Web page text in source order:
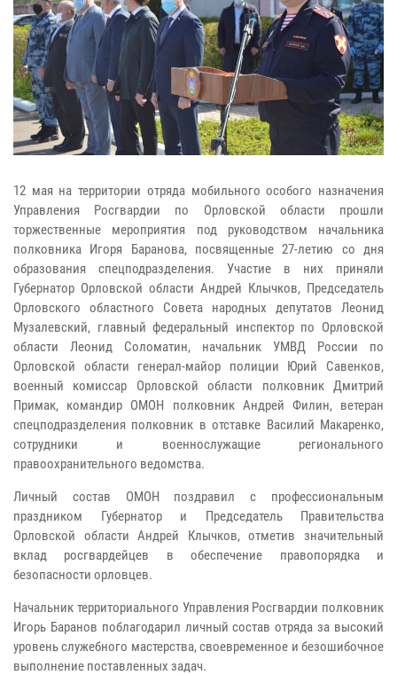
12 мая на территории отряда мобильного особого назначения
Управления Росгвардии по Орловской области прошли
торжественные мероприятия под руководством начальника
полковника Игоря Баранова, посвященные 27-летию со дня
образования спецподразделения. Участие в них приняли
Губернатор Орловской области Андрей Клычков, Председатель
Орловского областного Совета народных депутатов Леонид
Музалевский, главный федеральный инспектор по Орловской
области Леонид Соломатин, начальник УМВД России по
Орловской области генерал-майор полиции Юрий Савенков,
военный комиссар Орловской области полковник Дмитрий
Примак, командир ОМОН полковник Андрей Филин, ветеран
спецподразделения полковник в отставке Василий Макаренко,
сотрудники и военнослужащие регионального
правоохранительного ведомства.
Личный состав ОМОН поздравил с профессиональным
праздником Губернатор и Председатель Правительства
Орловской области Андрей Клычков, отметив значительный
вклад росгвардейцев в обеспечение правопорядка и
безопасности орловцев.
Начальник территориального Управления Росгвардии полковник
Игорь Баранов поблагодарил личный состав отряда за высокий
уровень служебного мастерства, своевременное и безошибочное
выполнение поставленных задач.